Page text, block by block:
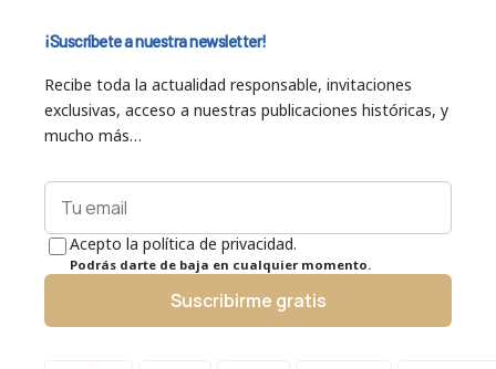
¡Suscríbete a nuestra newsletter!
Recibe toda la actualidad responsable, invitaciones
exclusivas, acceso a nuestras publicaciones históricas, y
mucho más…
Acepto la política de privacidad.
Podrás darte de baja en cualquier momento.
Suscribirme gratis